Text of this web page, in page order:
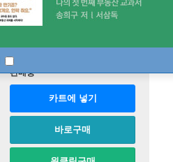
판매중
카트에 넣기
바로구매